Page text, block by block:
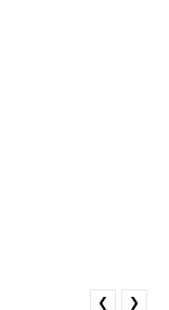
❮ ❯